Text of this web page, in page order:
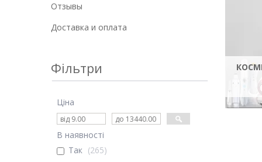
Отзывы
Доставка и оплата
Фільтри
Ціна
В наявності
Так
265